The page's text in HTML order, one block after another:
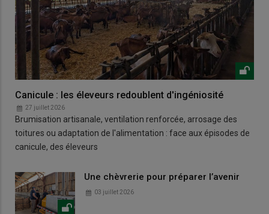
Canicule : les éleveurs redoublent d'ingéniosité
27 juillet 2026
Brumisation artisanale, ventilation renforcée, arrosage des
toitures ou adaptation de l'alimentation : face aux épisodes de
canicule, des éleveurs
Une chèvrerie pour préparer l’avenir
03 juillet 2026